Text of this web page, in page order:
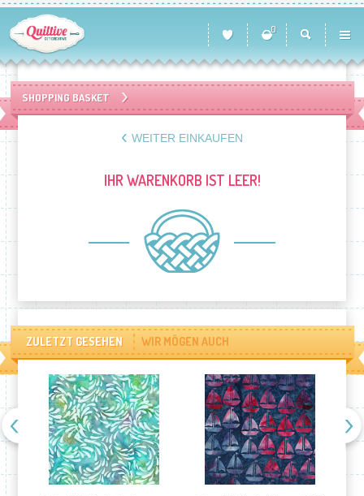
0
SHOPPING BASKET
WEITER EINKAUFEN
IHR WARENKORB IST LEER!
ZULETZT GESEHEN WIR MÖGEN AUCH